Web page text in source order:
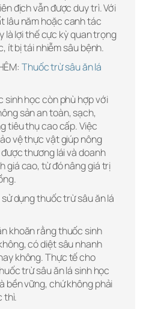
địch vẫn được duy trì. Với
lâu năm hoặc canh tác
là lợi thế cực kỳ quan trọng
ít bị tái nhiễm sâu bệnh.
Thuốc trừ sâu ăn lá
sinh học còn phù hợp với
sản an toàn, sạch,
tiêu thụ cao cấp. Việc
vệ thực vật giúp nông
thương lái và doanh
giá cao, từ đó nâng giá trị
dụng thuốc trừ sâu ăn lá
khoăn rằng thuốc sinh
có diệt sâu nhanh
không. Thực tế cho
trừ sâu ăn lá sinh học
bền vững, chứ không phải
thì.